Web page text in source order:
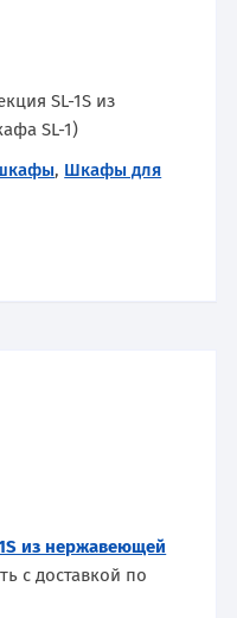
SL-1S из
SL-1)
, Шкафы для
из нержавеющей
с доставкой по